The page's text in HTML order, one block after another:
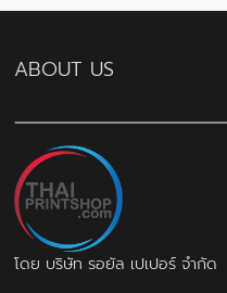
ABOUT US
โดย บริษัท รอยัล เปเปอร์ จำกัด